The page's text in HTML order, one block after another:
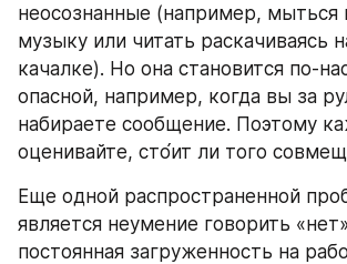
неосознанные (например, мыться
музыку или читать раскачиваясь
качалке). Но она становится по-
опасной, например, когда вы за
набираете сообщение. Поэтому
оценивайте, сто́ит ли того
Еще одной распространенной
является неумение говорить
постоянная загруженность на